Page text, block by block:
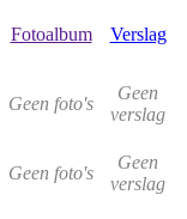
Fotoalbum Verslag
Geen foto's
Geen
verslag
Geen foto's
Geen
verslag